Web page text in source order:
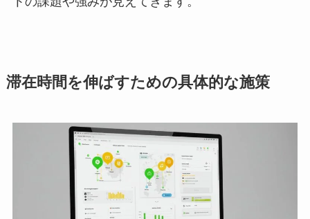
滞在時間を伸ばすための具体的な施策